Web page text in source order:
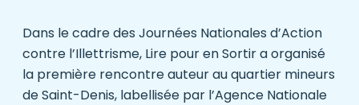
Dans le cadre des Journées Nationales d’Action
contre l’Illettrisme, Lire pour en Sortir a organisé
la première rencontre auteur au quartier mineurs
de Saint-Denis, labellisée par l’Agence Nationale